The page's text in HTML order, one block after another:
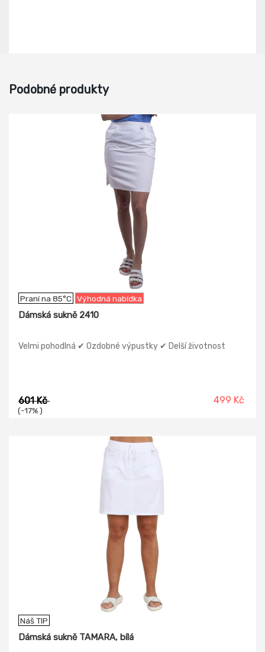
Podobné produkty
Praní na 85°C Výhodná nabídka
Dámská sukně 2410
Velmi pohodlná ✔ Ozdobné výpustky ✔ Delší životnost
601 Kč
(-17% )
499 Kč
Náš TIP
Dámská sukně TAMARA, bílá